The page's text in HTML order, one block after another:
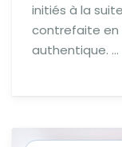
initiés à la
contrefaite en
authentique. …